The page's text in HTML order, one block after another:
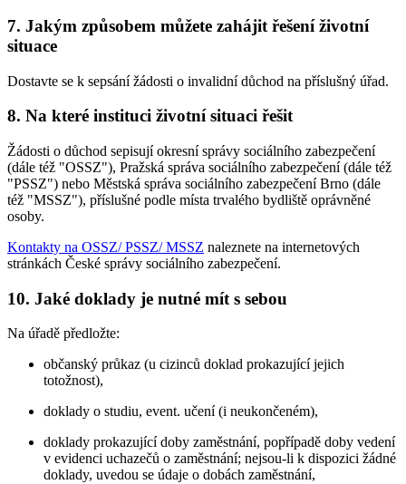
7. Jakým způsobem můžete zahájit řešení životní
situace
Dostavte se k sepsání žádosti o invalidní důchod na příslušný úřad.
8. Na které instituci životní situaci řešit
Žádosti o důchod sepisují okresní správy sociálního zabezpečení
(dále též "OSSZ"), Pražská správa sociálního zabezpečení (dále též
"PSSZ") nebo Městská správa sociálního zabezpečení Brno (dále
též "MSSZ"), příslušné podle místa trvalého bydliště oprávněné
osoby.
Kontakty na OSSZ/ PSSZ/ MSSZ naleznete na internetových
stránkách České správy sociálního zabezpečení.
10. Jaké doklady je nutné mít s sebou
Na úřadě předložte:
občanský průkaz (u cizinců doklad prokazující jejich
totožnost),
doklady o studiu, event. učení (i neukončeném),
doklady prokazující doby zaměstnání, popřípadě doby vedení
v evidenci uchazečů o zaměstnání; nejsou-li k dispozici žádné
doklady, uvedou se údaje o dobách zaměstnání,